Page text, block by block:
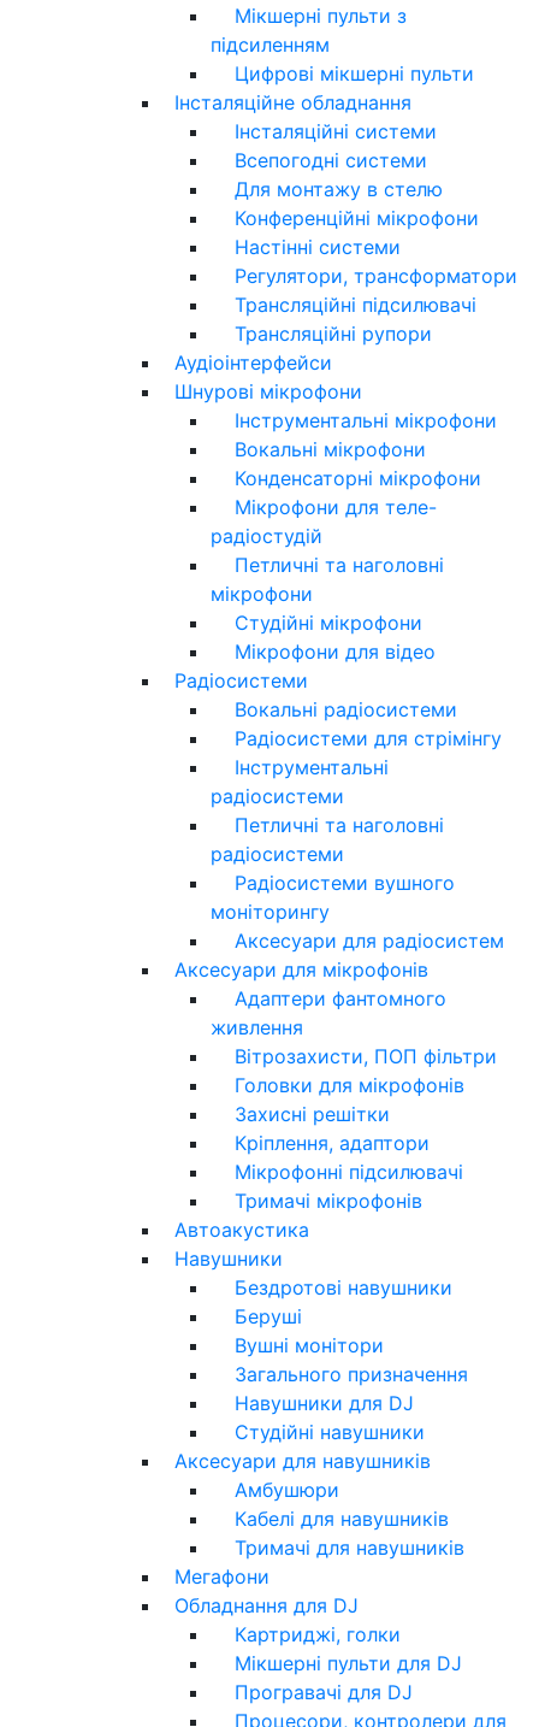
Мікшерні пульти з
підсиленням
Цифрові мікшерні пульти
Інсталяційне обладнання
Інсталяційні системи
Всепогодні системи
Для монтажу в стелю
Конференційні мікрофони
Настінні системи
Регулятори, трансформатори
Трансляційні підсилювачі
Трансляційні рупори
Аудіоінтерфейси
Шнурові мікрофони
Інструментальні мікрофони
Вокальні мікрофони
Конденсаторні мікрофони
Мікрофони для теле-
радіостудій
Петличні та наголовні
мікрофони
Студійні мікрофони
Мікрофони для відео
Радіосистеми
Вокальні радіосистеми
Радіосистеми для стрімінгу
Інструментальні
радіосистеми
Петличні та наголовні
радіосистеми
Радіосистеми вушного
моніторингу
Аксесуари для радіосистем
Аксесуари для мікрофонів
Адаптери фантомного
живлення
Вітрозахисти, ПОП фільтри
Головки для мікрофонів
Захисні решітки
Кріплення, адаптори
Мікрофонні підсилювачі
Тримачі мікрофонів
Автоакустика
Навушники
Бездротові навушники
Беруші
Вушні монітори
Загального призначення
Навушники для DJ
Студійні навушники
Аксесуари для навушників
Амбушюри
Кабелі для навушників
Тримачі для навушників
Мегафони
Обладнання для DJ
Картриджі, голки
Мікшерні пульти для DJ
Програвачі для DJ
Процесори, контролери для